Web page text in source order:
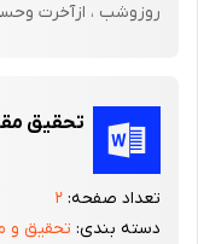
روزوشب ، ازآخرت
تحقیق
تعداد صفحه: ۲
دسته بندی: تحقیق و